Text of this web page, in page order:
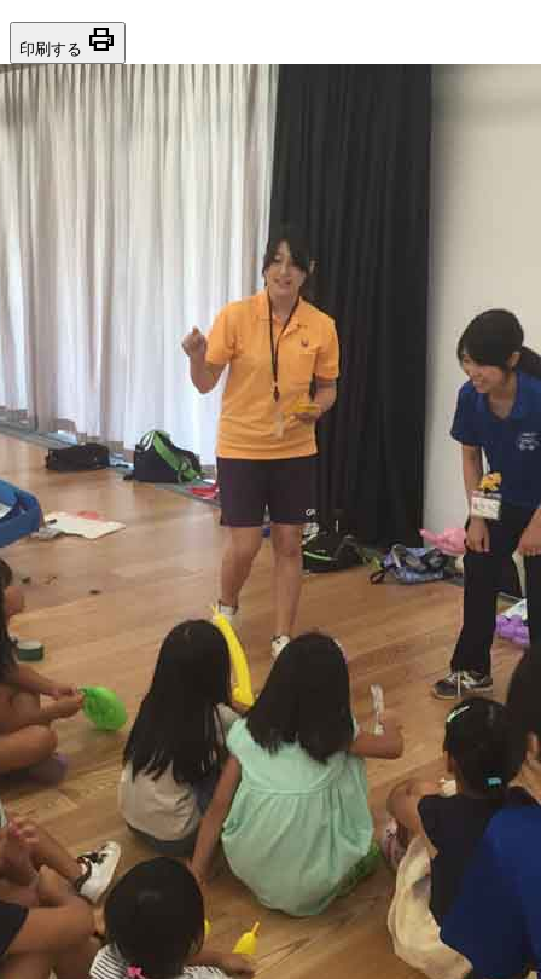
印刷する print